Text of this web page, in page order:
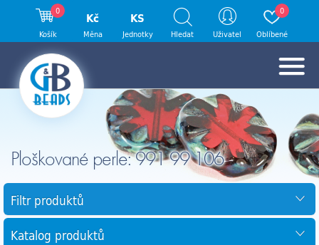
Ploškované perle: 991 99 106
Filtr produktů
Katalog produktů
0
Košík
Kč
Měna
KS
Jednotky Hledat Uživatel
0
Oblíbené